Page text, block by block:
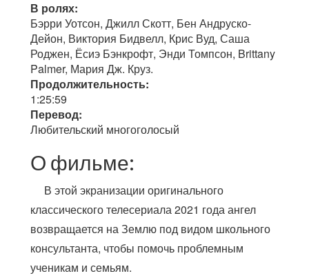
В ролях:
Бэрри Уотсон, Джилл Скотт, Бен Андруско-
Дейон, Виктория Бидвелл, Крис Вуд, Саша
Роджен, Ёсиэ Бэнкрофт, Энди Томпсон, Brittany
Palmer, Мария Дж. Круз.
Продолжительность:
1:25:59
Перевод:
Любительский многоголосый
О фильме:
В этой экранизации оригинального
классического телесериала 2021 года ангел
возвращается на Землю под видом школьного
консультанта, чтобы помочь проблемным
ученикам и семьям.